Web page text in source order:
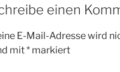
einen
E-Mail-Adresse wird
mit* markiert